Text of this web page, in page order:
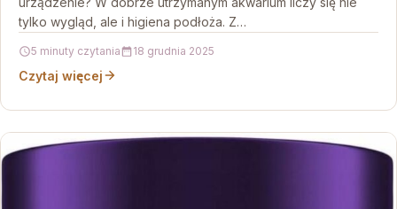
tylko wygląd, ale i higiena podłoża. Z…
5 minuty czytania 18 grudnia 2025
Czytaj więcej